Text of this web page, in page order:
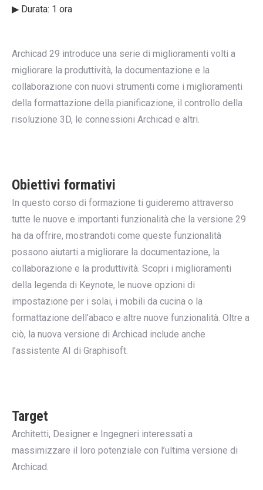
▶︎ Durata: 1 ora
Archicad 29 introduce una serie di miglioramenti volti a
migliorare la produttività, la documentazione e la
collaborazione con nuovi strumenti come i miglioramenti
della formattazione della pianificazione, il controllo della
risoluzione 3D, le connessioni Archicad e altri.
Obiettivi formativi
In questo corso di formazione ti guideremo attraverso
tutte le nuove e importanti funzionalità che la versione 29
ha da offrire, mostrandoti come queste funzionalità
possono aiutarti a migliorare la documentazione, la
collaborazione e la produttività. Scopri i miglioramenti
della legenda di Keynote, le nuove opzioni di
impostazione per i solai, i mobili da cucina o la
formattazione dell’abaco e altre nuove funzionalità. Oltre a
ciò, la nuova versione di Archicad include anche
l’assistente AI di Graphisoft.
Target
Architetti, Designer e Ingegneri interessati a
massimizzare il loro potenziale con l’ultima versione di
Archicad.